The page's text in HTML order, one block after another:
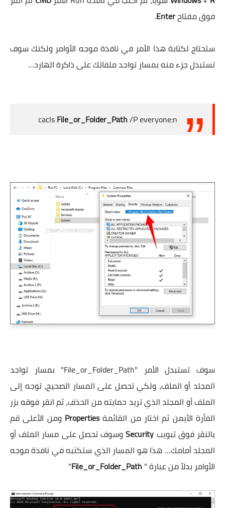
فوق مفتاحEnter
.
ستحتاج لكتابة هذا الأمر في نافذة موجه الأوامر ولكنك سوف
تستبدل جزء منه بمسار تواجد ملفاتك على ذاكرة الهارد…
caclsFile_or_Folder_Path/P everyone:n
سوف تستبدل الأمر "File_or_Folder_Path" بمسار تواجد
المجلد أو الملف، ولكي تحصل على المسار الصحيح، توجه إلى
الملف أو المجلد الذي تريد حمايته من الحذف، ثم انقر فوقه بزر
الفأرة الأيمن ثم اختار من القائمةProperties ومن الأعلى قم
بالنقر فوق تبويب Securityوسوف تحصل على مسار الملف أو
المجلد أمامك… هذا هو المسار الذي ستكتبه في نافذة موجه
الأوامر بدلاً من عبارة "File_or_Folder_Path
"